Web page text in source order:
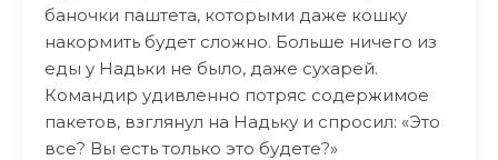
баночки паштета, которыми даже кошку
накормить будет сложно. Больше ничего из
еды у Надьки не было, даже сухарей.
Командир удивленно потряс содержимое
пакетов, взглянул на Надьку и спросил: «Это
все? Вы есть только это будете?»